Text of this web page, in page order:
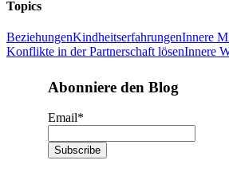
Topics
BeziehungenKindheitserfahrungenInnere
Konflikte in der Partnerschaft lösenInnere
Abonniere den Blog
Email*